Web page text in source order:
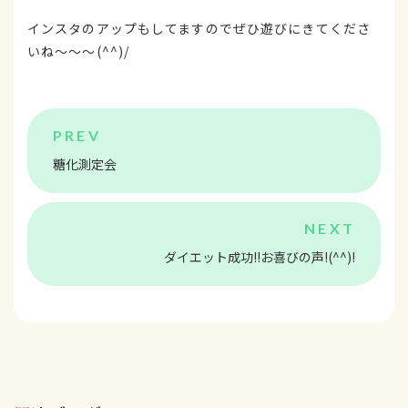
インスタのアップもしてますのでぜひ遊びにきてくださ
いね～～～(^^)/
糖化測定会
ダイエット成功!!お喜びの声!(^^)!